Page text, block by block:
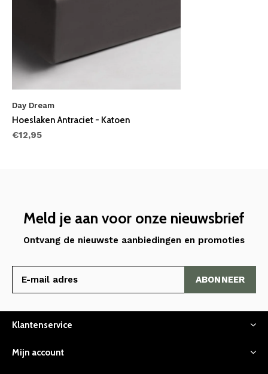
Day Dream
Hoeslaken Antraciet - Katoen
€12,95
Meld je aan voor onze nieuwsbrief
Ontvang de nieuwste aanbiedingen en promoties
ABONNEER
Klantenservice
Mijn account